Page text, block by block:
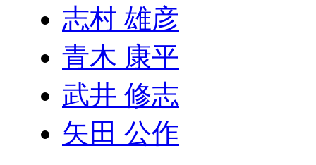
志村 雄彦
青木 康平
武井 修志
矢田 公作